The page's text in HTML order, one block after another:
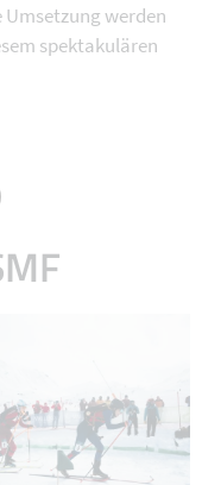
werden
spektakulären